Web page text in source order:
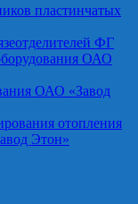
пластинчатых
ФГ
ОАО
ОАО «Завод
отопления
Этон»